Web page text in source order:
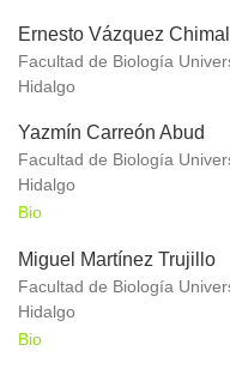
Ernesto Vázquez
Facultad de Biología
Hidalgo
Yazmín Carreón Abud
Facultad de Biología
Hidalgo
Bio
Miguel Martínez Trujillo
Facultad de Biología
Hidalgo
Bio